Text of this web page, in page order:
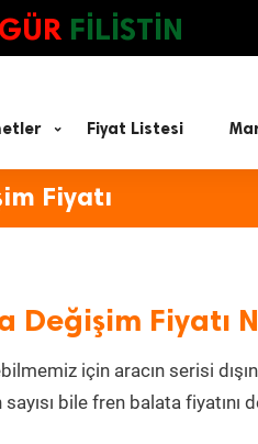
FİLİSTİN
Fiyat Listesi
Fiyatı
Değişim Fiyatı
için aracın serisi
bile fren balata